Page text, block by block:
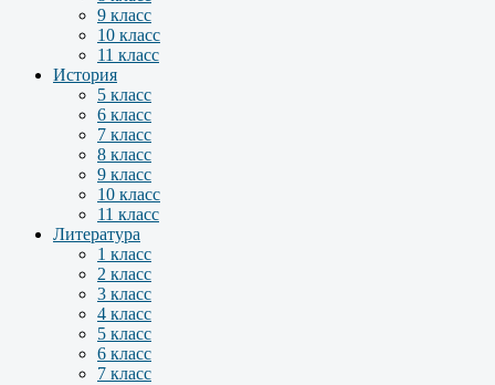
9 класс
10 класс
11 класс
История
5 класс
6 класс
7 класс
8 класс
9 класс
10 класс
11 класс
Литература
1 класс
2 класс
3 класс
4 класс
5 класс
6 класс
7 класс